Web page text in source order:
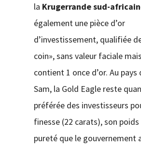
la Krugerrande sud-
également une pièce d’or
d’investissement, qualifiée
coin», sans valeur faciale
contient 1 once d’or. Au pays
Sam, la Gold Eagle reste
préférée des investisseurs
finesse (22 carats), son
pureté que le gouvernement